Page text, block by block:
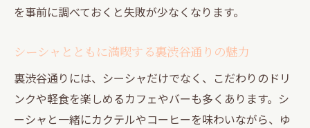
を事前に調べておくと失敗が少なくなります。
シーシャとともに満喫する裏渋谷通りの魅力
裏渋谷通りには、シーシャだけでなく、こだわりのドリ
ンクや軽食を楽しめるカフェやバーも多くあります。シ
ーシャと一緒にカクテルやコーヒーを味わいながら、ゆ